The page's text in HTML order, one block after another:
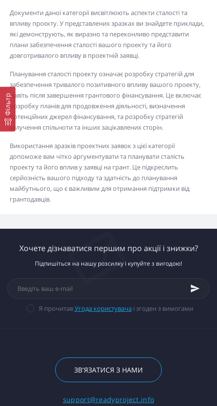
Фільтр
Документи даної категорії висвітлюють аспекти сталості та
впливу проєкту. У представлених зразках ви знайдете приклади,
які демонструють, як виразно та переконливо представити
плани забезпечення сталості вашого проекту та його
довготривалого впливу в проектній заявці.
Планування сталості проекту означає розробку стратегій для
забезпечення тривалого позитивного впливу вашого проекту,
навіть після завершення грантового фінансування. Це включає
розробку планів для продовження діяльності, визначення
потенційних джерел фінансування, та розробку стратегій
залучення спільноти та інших зацікавлених сторін.
Використання зразків проектних заявок з цієї категорії
допоможе вам чітко аргументувати та планувати сталість
проекту та його вплив у заявці на грант. Це підкреслить
серйозність вашого підходу та здатність до планування
майбутнього, що є важливим для отримання підтримки від
грантодавців.
Хочете дізнаватися першим про акції і знижки?
Підпишіться на нашу розсилку і купуйте з вигодою!
Я прочитавУгода користувачаі згоден з вимогами
ЗВ'ЯЗАТИСЯ З НАМИ
support@readyproject.info